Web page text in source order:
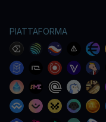
PIATTAFORMA